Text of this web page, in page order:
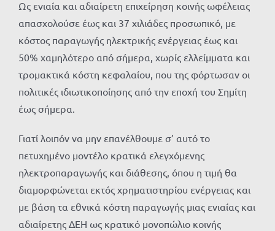
Ως ενιαία και αδιαίρετη επιχείρηση κοινής ωφέλειας
απασχολούσε έως και 37 χιλιάδες προσωπικό, με
κόστος παραγωγής ηλεκτρικής ενέργειας έως και
50% χαμηλότερο από σήμερα, χωρίς ελλείμματα και
τρομακτικά κόστη κεφαλαίου, που της φόρτωσαν οι
πολιτικές ιδιωτικοποίησης από την εποχή του Σημίτη
έως σήμερα.
Γιατί λοιπόν να μην επανέλθουμε σ’ αυτό το
πετυχημένο μοντέλο κρατικά ελεγχόμενης
ηλεκτροπαραγωγής και διάθεσης, όπου η τιμή θα
διαμορφώνεται εκτός χρηματιστηρίου ενέργειας και
με βάση τα εθνικά κόστη παραγωγής μιας ενιαίας και
αδιαίρετης ΔΕΗ ως κρατικό μονοπώλιο κοινής